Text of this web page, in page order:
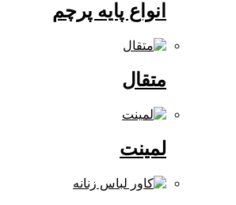
انواع پایه پرچم